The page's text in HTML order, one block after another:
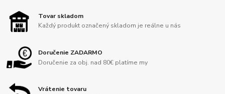
Tovar skladom
Každý produkt označený skladom je reálne u nás
Doručenie ZADARMO
Doručenie za obj. nad 80€ platíme my
Vrátenie tovaru